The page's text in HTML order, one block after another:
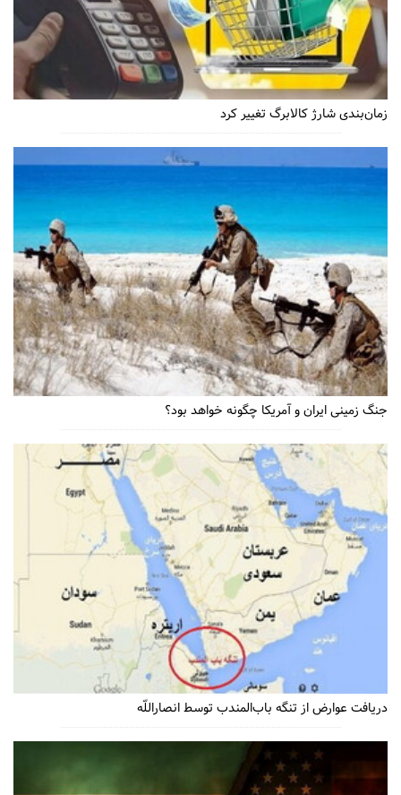
زمان‌بندی شارژ کالابرگ تغییر کرد
جنگ زمینی ایران و آمریکا چگونه خواهد بود؟
دریافت عوارض از تنگه باب‌المندب توسط انصاراللّه